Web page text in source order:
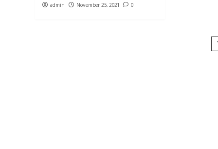
admin November 25, 2021 0